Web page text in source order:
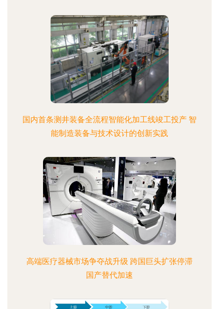
国内首条测井装备全流程智能化加工线竣工投产 智
能制造装备与技术设计的创新实践
高端医疗器械市场争夺战升级 跨国巨头扩张停滞
国产替代加速